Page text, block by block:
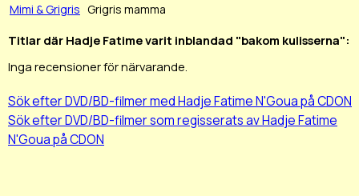
Mimi & Grigris Grigris mamma
Titlar där Hadje Fatime varit inblandad "bakom kulisserna":
Inga recensioner för närvarande.
Sök efter DVD/BD-filmer med Hadje Fatime N'Goua på CDON
Sök efter DVD/BD-filmer som regisserats av Hadje Fatime
N'Goua på CDON